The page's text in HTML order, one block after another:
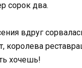
сорок два.
вдруг
королева
хочешь!